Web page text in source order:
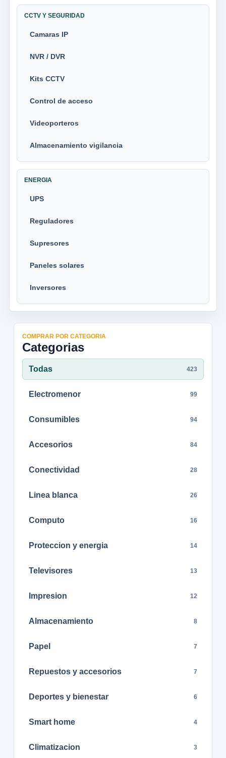
CCTV Y SEGURIDAD
Camaras IP
NVR / DVR
Kits CCTV
Control de acceso
Videoporteros
Almacenamiento vigilancia
ENERGIA
UPS
Reguladores
Supresores
Paneles solares
Inversores
COMPRAR POR CATEGORIA
Categorias
Todas 423
Electromenor 99
Consumibles 94
Accesorios 84
Conectividad 28
Linea blanca 26
Computo 16
Proteccion y energia 14
Televisores 13
Impresion 12
Almacenamiento 8
Papel 7
Repuestos y accesorios 7
Deportes y bienestar 6
Smart home 4
Climatizacion 3